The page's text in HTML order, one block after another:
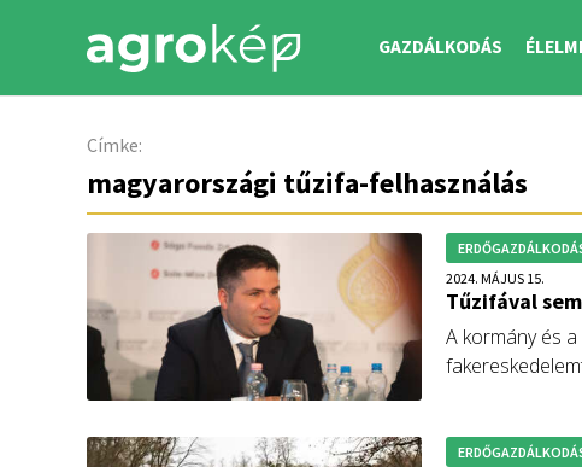
GAZDÁLKODÁS
Címke:
magyarországi tűzifa-felhasználás
2024. MÁJUS 15.
Tűzifával
A kormány és
felületeket is –